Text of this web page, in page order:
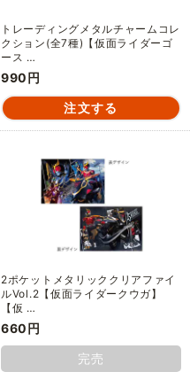
トレーディングメタルチャームコレ
クション(全7種)【仮面ライダーゴ
ース …
990円
2ポケットメタリッククリアファイ
ルVol.2【仮面ライダークウガ】
【仮 …
660円
完売